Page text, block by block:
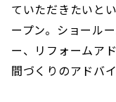
ていただきたいと
ープン。ショール
ー、リフォームア
間づくりのアドバ